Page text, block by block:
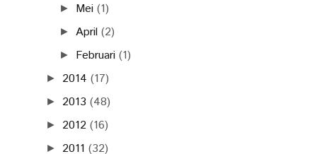
► Mei (1)
► April (2)
► Februari (1)
► 2014 (17)
► 2013 (48)
► 2012 (16)
► 2011 (32)